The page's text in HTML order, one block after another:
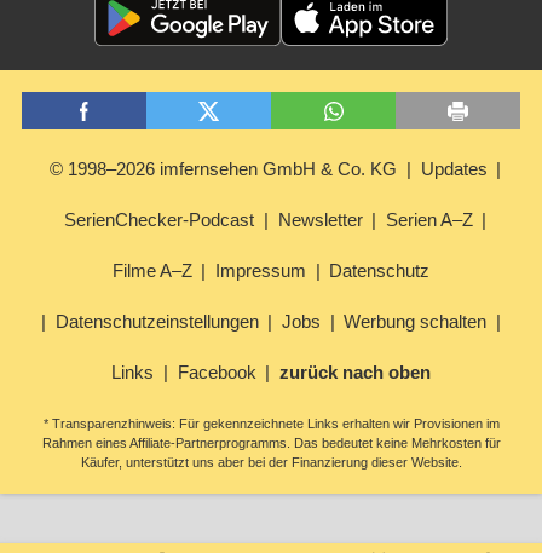
© 1998–2026 imfernsehen GmbH & Co. KG Updates
SerienChecker-Podcast Newsletter Serien A–Z
Filme A–Z Impressum Datenschutz
Datenschutzeinstellungen Jobs Werbung schalten
Links Facebook zurück nach oben
* Transparenzhinweis: Für gekennzeichnete Links erhalten wir Provisionen im
Rahmen eines Affiliate-Partnerprogramms. Das bedeutet keine Mehrkosten für
Käufer, unterstützt uns aber bei der Finanzierung dieser Website.